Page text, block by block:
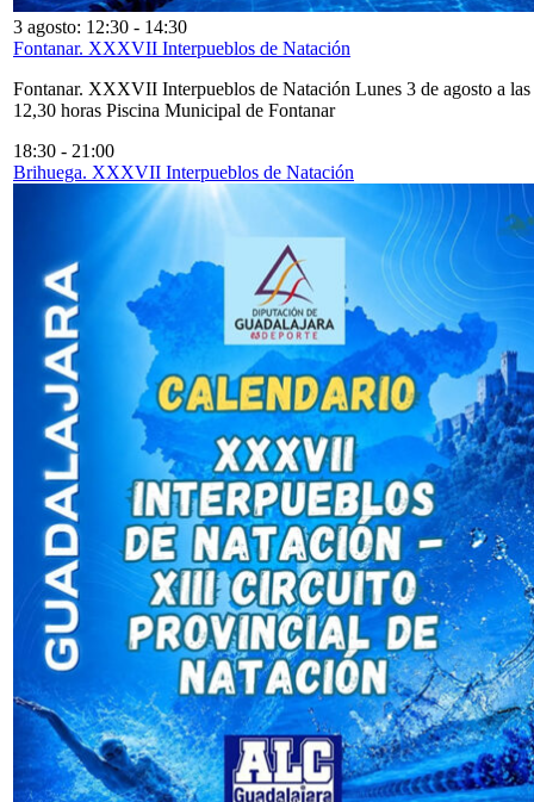
3 agosto: 12:30 - 14:30
Fontanar. XXXVII Interpueblos de Natación
Fontanar. XXXVII Interpueblos de Natación Lunes 3 de agosto a las
12,30 horas Piscina Municipal de Fontanar
18:30 - 21:00
Brihuega. XXXVII Interpueblos de Natación